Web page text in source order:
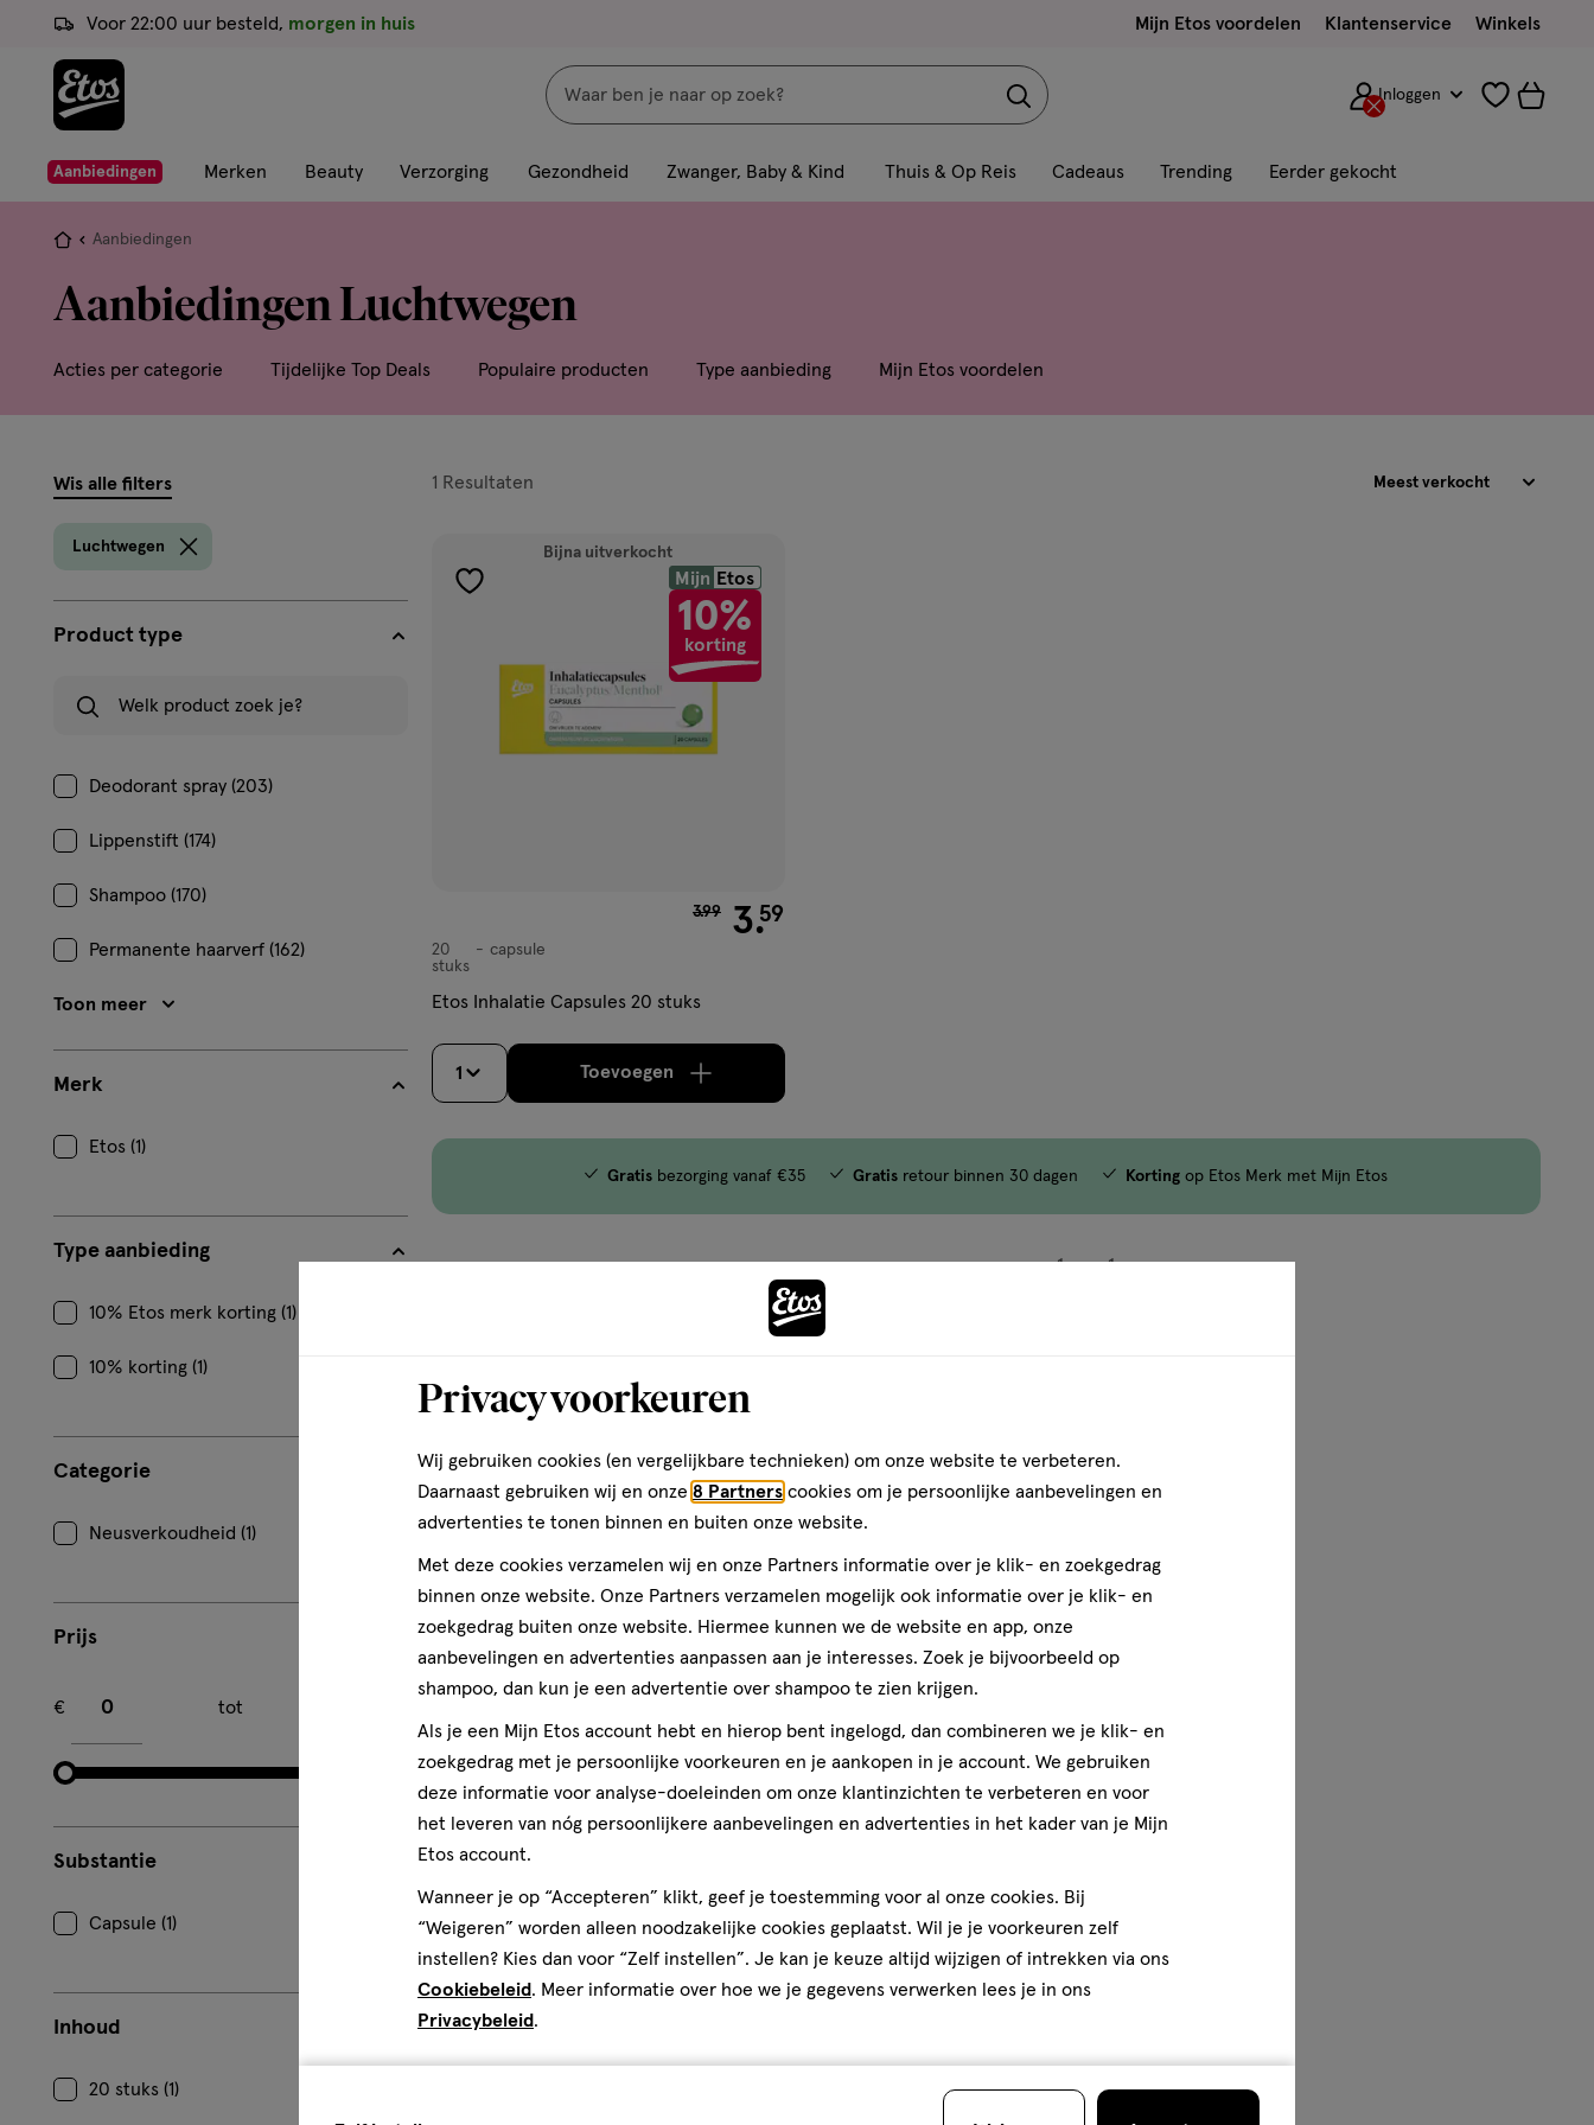
ga
de
hoofd
ga
naar
de
ga
naar
Voor 22:00 uur besteld, morgen in huis Mijn Etos voordelen Klantenservice Winkels
Zoeken
met
dit
een
volledig
met
geavanceerde
Inloggen
Aanbiedingen Merken Beauty Verzorging Gezondheid Zwanger, Baby & Kind Thuis & Op Reis Cadeaus Trending Eerder gekocht
Je
hier:
Aanbiedingen
Aanbiedingen Luchtwegen
Acties per categorie Tijdelijke Top Deals Populaire producten Type aanbieding Mijn Etos voordelen
filters
Wis alle filters
Luchtwegen
Product type
Deodorant spray (203)
Lippenstift (174)
Shampoo (170)
Permanente haarverf (162)
Toon meer
Merk
Etos (1)
Type aanbieding
10% Etos merk korting (1)
10% korting (1)
Categorie
Neusverkoudheid (1)
Prijs
€
tot
Substantie
Capsule (1)
Inhoud
20 stuks (1)
1 Resultaten
producten
Bijna uitverkocht
Mijn Etos
10%
korting
toevoegen
van € 3.99 voor € 3.59
3.99 3.59
capsule
20
stuks
capsule
Etos Inhalatie Capsules 20 stuks
1 Toevoegenverhoog aantal met één
Gratis bezorging vanaf €35 Gratis retour binnen 30 dagen Korting op Etos Merk met Mijn Etos
1van1
Privacy voorkeuren
Wij gebruiken cookies (en vergelijkbare technieken) om onze website te verbeteren.
Daarnaast gebruiken wij en onze 8 Partners cookies om je persoonlijke aanbevelingen en
advertenties te tonen binnen en buiten onze website.
Met deze cookies verzamelen wij en onze Partners informatie over je klik- en zoekgedrag
binnen onze website. Onze Partners verzamelen mogelijk ook informatie over je klik- en
zoekgedrag buiten onze website. Hiermee kunnen we de website en app, onze
aanbevelingen en advertenties aanpassen aan je interesses. Zoek je bijvoorbeeld op
shampoo, dan kun je een advertentie over shampoo te zien krijgen.
Als je een Mijn Etos account hebt en hierop bent ingelogd, dan combineren we je klik- en
zoekgedrag met je persoonlijke voorkeuren en je aankopen in je account. We gebruiken
deze informatie voor analyse-doeleinden om onze klantinzichten te verbeteren en voor
het leveren van nóg persoonlijkere aanbevelingen en advertenties in het kader van je Mijn
Etos account.
Wanneer je op “Accepteren” klikt, geef je toestemming voor al onze cookies. Bij
“Weigeren” worden alleen noodzakelijke cookies geplaatst. Wil je je voorkeuren zelf
instellen? Kies dan voor “Zelf instellen”. Je kan je keuze altijd wijzigen of intrekken via ons
Cookiebeleid. Meer informatie over hoe we je gegevens verwerken lees je in ons
Privacybeleid.